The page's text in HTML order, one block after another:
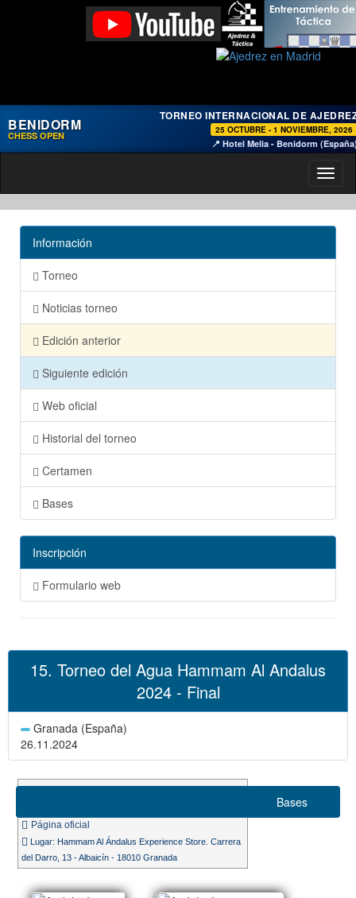
BENIDORM
CHESS OPEN
TORNEO INTERNACIONAL DE
25 OCTUBRE - 1 NOVIEMBRE, 2026
📍 Hotel Melia - Benidorm
Información
Torneo
Noticias torneo
Edición anterior
Siguiente edición
Web oficial
Historial del torneo
Certamen
Bases
Inscripción
Formulario web
15. Torneo del Agua Hammam Al Andalus
2024 - Final
Granada (España)
26.11.2024
Página oficial
Lugar: Hammam Al Ándalus Experience Store. Carrera
del Darro, 13 - Albaicín - 18010 Granada
Bases